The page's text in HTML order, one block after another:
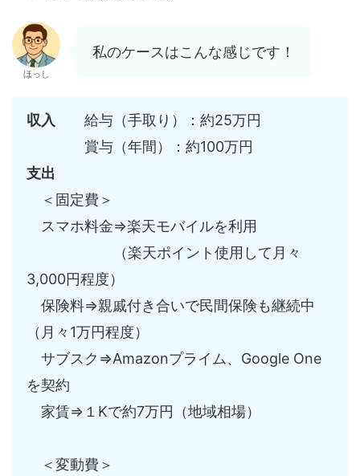
ほっし
私のケースはこんな感じです！
収入 給与（手取り）：約25万円
賞与（年間）：約100万円
支出
＜固定費＞
スマホ料金⇒楽天モバイルを利用
（楽天ポイント使用して月々
3,000円程度）
保険料⇒親戚付き合いで民間保険も継続中
（月々1万円程度）
サブスク⇒Amazonプライム、Google One
を契約
家賃⇒１Kで約7万円（地域相場）
＜変動費＞